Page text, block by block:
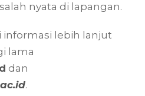
nyata di lapangan.
lebih lanjut
lama
dan
.